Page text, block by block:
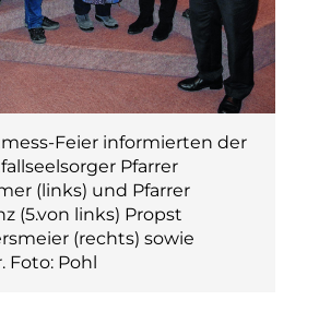
Feier informierten der
Pfarrer
(links) und Pfarrer
(5.von links) Propst
(rechts) sowie
Foto: Pohl